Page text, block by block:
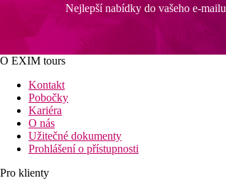
Nejlepší nabídky do vašeho e-mailu
O EXIM tours
Kontakt
Pobočky
Kariéra
O nás
Užitečné dokumenty
Prohlášení o přístupnosti
Pro klienty